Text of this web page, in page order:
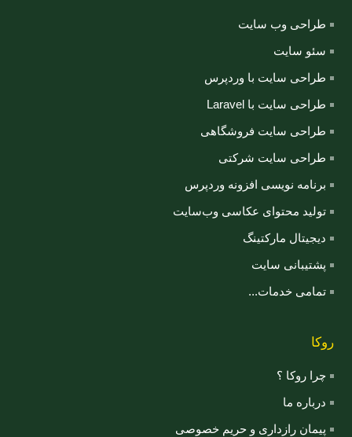
طراحی وب سایت
سئو سایت
طراحی سایت با وردپرس
طراحی سایت با Laravel
طراحی سایت فروشگاهی
طراحی سایت شرکتی
برنامه نویسی افزونه وردپرس
تولید محتوای عکاسی وب‌سایت
دیجیتال مارکتینگ
پشتیبانی سایت
تمامی خدمات...
روکا
چرا روکا ؟
درباره ما
پیمان رازداری و حریم خصوصی